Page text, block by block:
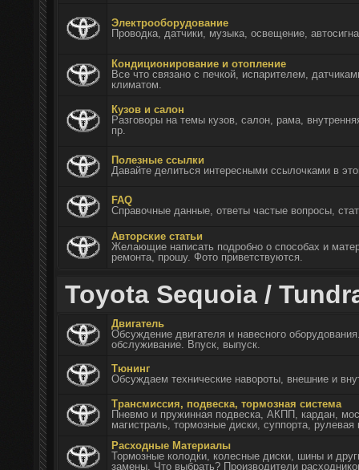
Электрооборудование
Проводка, датчики, музыка, освещение,
Кондиционирование и отопление
Все что связано с печкой, испарителем,
климатом.
Кузов и салон
Разговоры на темы кузов, салон, рама,
пр.
Полезные ссылки
Давайте делиться интересными ссылочками в
FAQ
Справочные данные, ответы частые вопросы,
Авторские статьи
Желающие написать подробно о способах и
ремонта, прошу. Фото приветствуются.
Toyota Sequoia /
Двигатель
Обсуждение двигателя и навесного
обслуживание. Впуск, выпуск.
Тюнинг
Обсуждаем технические навороты, внешние и
Трансмиссия, подвеска, тормозная система
Пневмо и пружинная подвеска, АКПП, кардан,
магистраль, тормозные диски, суппорта,
Расходные Материалы
Тормозные колодки, колесные диски, шины и
замены. Что выбрать? Производители